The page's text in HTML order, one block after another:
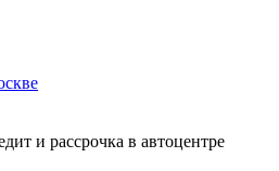
и рассрочка в автоцентре